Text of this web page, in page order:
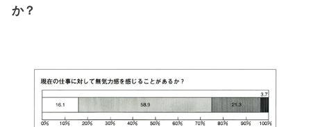
か？